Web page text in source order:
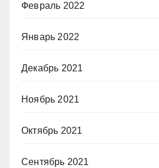
Февраль 2022
Январь 2022
Декабрь 2021
Ноябрь 2021
Октябрь 2021
Сентябрь 2021